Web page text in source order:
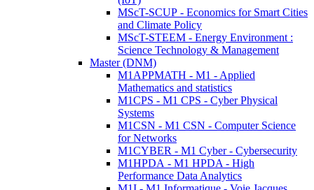
MScT-SCUP - Economics for Smart Cities
and Climate Policy
MScT-STEEM - Energy Environment :
Science Technology & Management
Master (DNM)
M1APPMATH - M1 - Applied
Mathematics and statistics
M1CPS - M1 CPS - Cyber Physical
Systems
M1CSN - M1 CSN - Computer Science
for Networks
M1CYBER - M1 Cyber - Cybersecurity
M1HPDA - M1 HPDA - High
Performance Data Analytics